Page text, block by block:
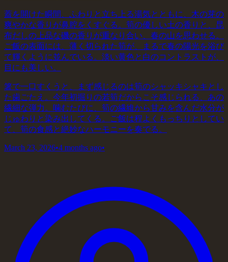
蓋を開けた瞬間、ふわりと立ち上る湯気とともに、木の芽の
爽やかな香りが鼻腔をくすぐる。筍の優しい土の香りと、昆
布だしの上品な磯の香りが重なり合い、春の山を思わせる。
ご飯の表面には、薄く切られた筍が、まるで春の陽光を浴び
て輝くように並んでいる。淡い黄色と白のコントラストが、
目にも美しい。
箸で一口すくうと、まず感じるのは筍のシャッキシャキとし
た歯ごたえ。今年初掘りの若筍だからこそ感じられる、あの
繊細な弾力。噛むたびに、筍の繊維から甘みを含んだ水分が
じゅわりと染み出してくる。ご飯は程よくもっちりとしてい
て、筍の食感と絶妙なハーモニーを奏でる。
March 23, 2026•4 months ago•